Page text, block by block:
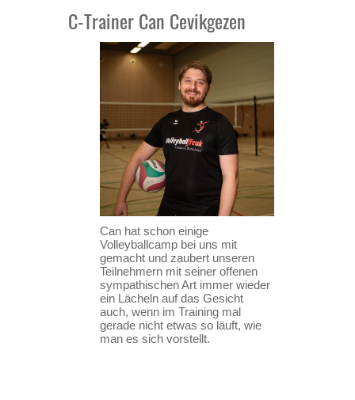
C-Trainer Can Cevikgezen
Can hat schon einige
Volleyballcamp bei uns mit
gemacht und zaubert unseren
Teilnehmern mit seiner offenen
sympathischen Art immer wieder
ein Lächeln auf das Gesicht
auch, wenn im Training mal
gerade nicht etwas so läuft, wie
man es sich vorstellt.